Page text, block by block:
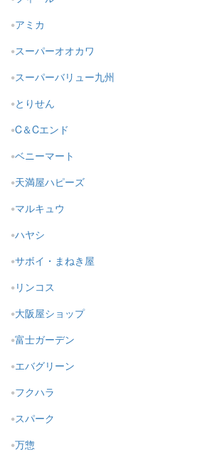
アミカ
スーパーオオカワ
スーパーバリュー九州
とりせん
C＆Cエンド
ベニーマート
天満屋ハピーズ
マルキュウ
ハヤシ
サボイ・まねき屋
リンコス
大阪屋ショップ
富士ガーデン
エバグリーン
フクハラ
スパーク
万惣